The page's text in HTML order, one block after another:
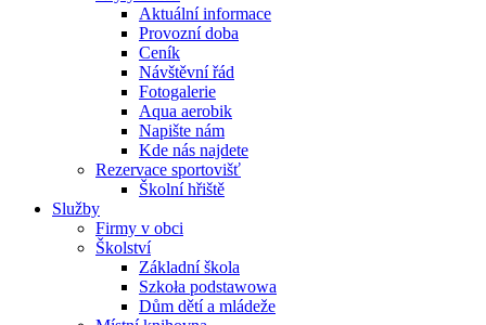
Aktuální informace
Provozní doba
Ceník
Návštěvní řád
Fotogalerie
Aqua aerobik
Napište nám
Kde nás najdete
Rezervace sportovišť
Školní hřiště
Služby
Firmy v obci
Školství
Základní škola
Szkoła podstawowa
Dům dětí a mládeže